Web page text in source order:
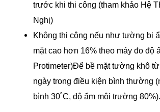
trước khi thi công (tham khảo Hệ
Nghị)
Không thi công nếu như tường bị
mặt cao hơn 16% theo máy đo độ
Protimeter)Để bề mặt tường khô
ngày trong điều kiện bình thường
bình 30˚C, độ ẩm môi trường 80%).